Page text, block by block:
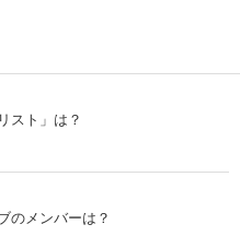
スト」は？
のメンバーは？